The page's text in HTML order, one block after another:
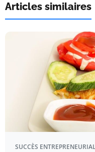
Articles similaires
SUCCÈS